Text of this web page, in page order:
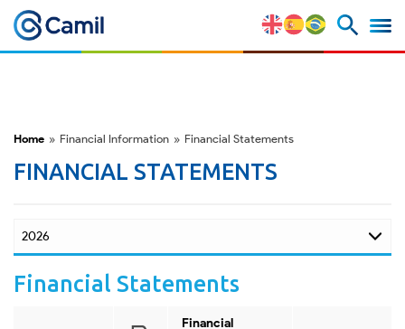
Strategy and Competitive
Risk Factors
M&A and Securities Market
Home » Financial Information » Financial Statements
FINANCIAL STATEMENTS
Financial Statements
Financial